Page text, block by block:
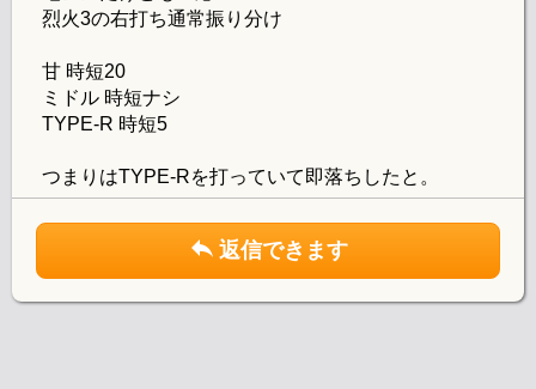
烈火3の右打ち通常振り分け
甘 時短20
ミドル 時短ナシ
TYPE-R 時短5
つまりはTYPE-Rを打っていて即落ちしたと。
返信できます